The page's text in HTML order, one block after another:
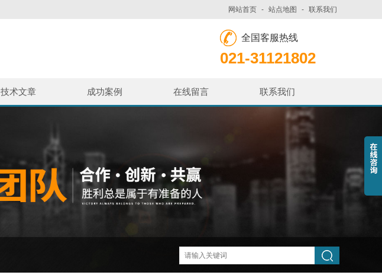
网站首页 - 站点地图 - 联系我们
全国客服热线
021-31121802
技术文章 成功案例 在线留言 联系我们